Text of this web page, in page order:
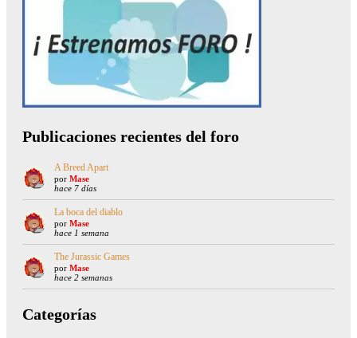
Publicaciones recientes del foro
A Breed Apart
por Mase
hace 7 días
La boca del diablo
por Mase
hace 1 semana
The Jurassic Games
por Mase
hace 2 semanas
Categorías